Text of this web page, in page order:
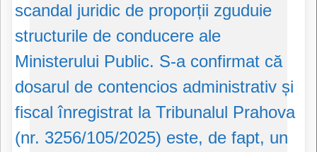
scandal juridic de proporții zguduie
structurile de conducere ale
Ministerului Public. S-a confirmat că
dosarul de contencios administrativ și
fiscal înregistrat la Tribunalul Prahova
(nr. 3256/105/2025) este, de fapt, un